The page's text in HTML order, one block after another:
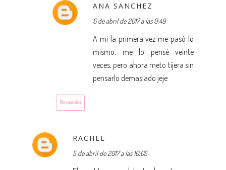
ANA SANCHEZ
6 de abril de 2017 a las 0:49
A mi la primera vez me pasó lo
mismo, me lo pensé veinte
veces, pero ahora meto tijera sin
pensarlo demasiado jeje
Responder
RACHEL
5 de abril de 2017 a las 10:05